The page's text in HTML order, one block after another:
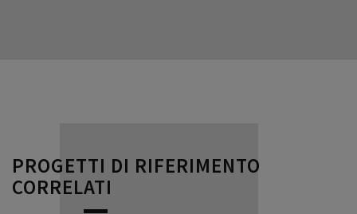
PROGETTI DI RIFERIMENTO
CORRELATI